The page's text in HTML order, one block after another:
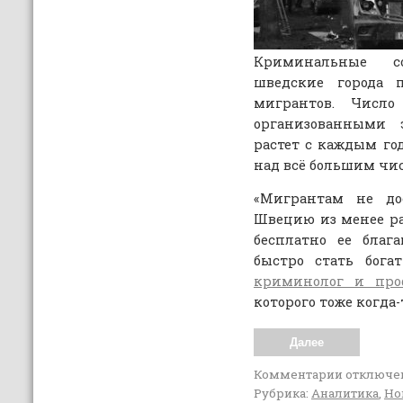
Криминальные
шведские города
мигрантов.
организованными
растет с каждым
над всё большим
«Мигрантам не
Швецию из менее
бесплатно ее
быстро стать
криминолог и
которого тоже
Далее
Комментарии
Рубрика: Аналитика,